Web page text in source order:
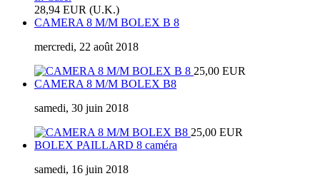
28,94 EUR (U.K.)
CAMERA 8 M/M BOLEX B 8
mercredi, 22 août 2018
25,00 EUR
CAMERA 8 M/M BOLEX B8
samedi, 30 juin 2018
25,00 EUR
BOLEX PAILLARD 8 caméra
samedi, 16 juin 2018